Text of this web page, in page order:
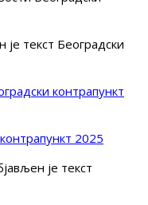
је текст Београдски
контрапункт
2025
је текст